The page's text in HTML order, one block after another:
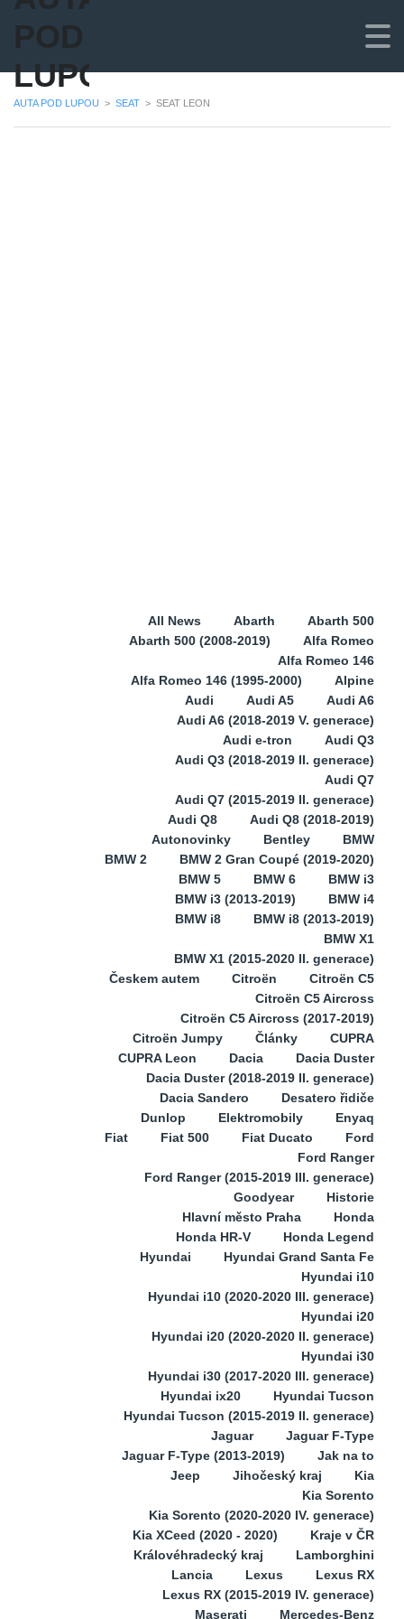
POD
LUPOU
AUTA POD LUPOU > SEAT > SEAT LEON
All News Abarth
Abarth 500
Abarth 500 (2008-2019)
Alfa Romeo
Alfa Romeo 146
Alfa Romeo 146 (1995-2000)
Alpine
Audi
Audi A5
Audi A6
Audi A6 (2018-2019 V. generace)
Audi e-tron
Audi Q3
Audi Q3 (2018-2019 II. generace)
Audi Q7
Audi Q7 (2015-2019 II. generace)
Audi Q8
Audi Q8 (2018-2019)
Autonovinky
Bentley
BMW
BMW 2
BMW 2 Gran Coupé (2019-2020)
BMW 5
BMW 6
BMW i3
BMW i3 (2013-2019)
BMW i4
BMW i8
BMW i8 (2013-2019)
BMW X1
BMW X1 (2015-2020 II. generace)
Českem autem
Citroën
Citroën C5
Citroën C5 Aircross
Citroën C5 Aircross (2017-2019)
Citroën Jumpy
Články
CUPRA
CUPRA Leon
Dacia
Dacia Duster
Dacia Duster (2018-2019 II. generace)
Dacia Sandero
Desatero řidiče
Dunlop
Elektromobily
Enyaq
Fiat
Fiat 500 Fiat Ducato
Ford
Ford Ranger
Ford Ranger (2015-2019 III. generace)
Goodyear
Historie
Hlavní město Praha
Honda
Honda HR-V
Honda Legend
Hyundai
Hyundai Grand Santa Fe
Hyundai i10
Hyundai i10 (2020-2020 III. generace)
Hyundai i20
Hyundai i20 (2020-2020 II. generace)
Hyundai i30
Hyundai i30 (2017-2020 III. generace)
Hyundai ix20
Hyundai Tucson
Hyundai Tucson (2015-2019 II. generace)
Jaguar
Jaguar F-Type
Jaguar F-Type (2013-2019)
Jak na to
Jeep
Jihočeský kraj
Kia
Kia Sorento
Kia Sorento (2020-2020 IV. generace)
Kia XCeed (2020 - 2020)
Kraje v ČR
Královéhradecký kraj
Lamborghini
Lancia
Lexus
Lexus RX
Lexus RX (2015-2019 IV. generace)
Maserati
Mercedes-Benz